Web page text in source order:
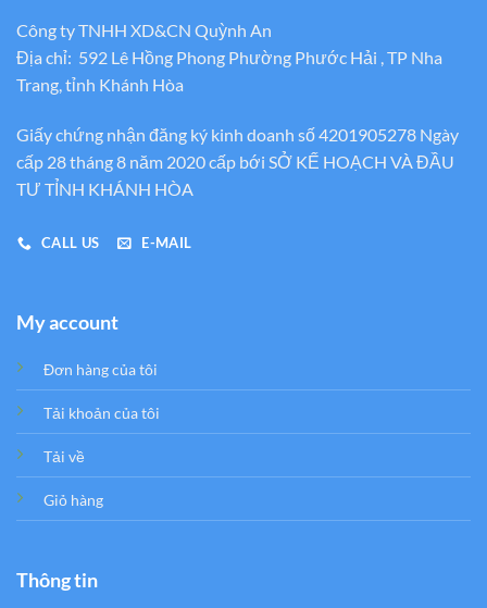
Công ty TNHH XD&CN Quỳnh An
Địa chỉ: 592 Lê Hồng Phong Phường Phước Hải , TP Nha
Trang, tỉnh Khánh Hòa
Giấy chứng nhận đăng ký kinh doanh số 4201905278 Ngày
cấp 28 tháng 8 năm 2020 cấp bới SỞ KẾ HOẠCH VÀ ĐẦU
TƯ TỈNH KHÁNH HÒA
CALL US E-MAIL
My account
Đơn hàng của tôi
Tải khoản của tôi
Tải về
Giỏ hàng
Thông tin